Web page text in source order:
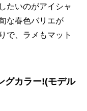
たいのがアイシャ
な春色バリエが
で、ラメもマット
グカラー!(モデル